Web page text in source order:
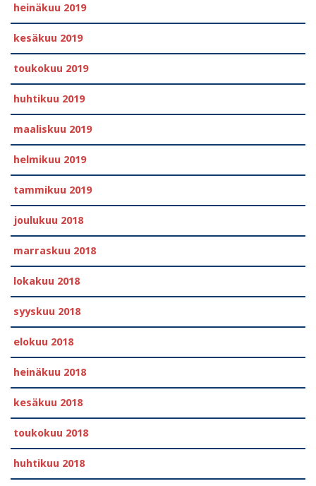
heinäkuu 2019
kesäkuu 2019
toukokuu 2019
huhtikuu 2019
maaliskuu 2019
helmikuu 2019
tammikuu 2019
joulukuu 2018
marraskuu 2018
lokakuu 2018
syyskuu 2018
elokuu 2018
heinäkuu 2018
kesäkuu 2018
toukokuu 2018
huhtikuu 2018